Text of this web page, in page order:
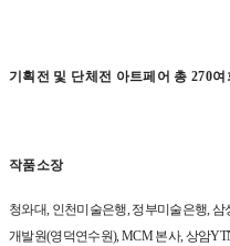
기획전 및 단체전 아트페어 총270여
작품소장
청와대, 인천미술은행,정부미술은행,삼
개발원(영덕연수원), MCM본사,상암